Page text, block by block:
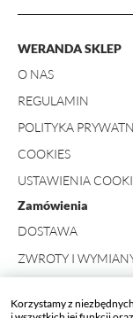
Korzystamy z
WERANDA SKLEP
O NAS
REGULAMIN
POLITYKA
COOKIES
USTAWIENIA
Zamówienia
DOSTAWA
ZWROTY I
Kontakt